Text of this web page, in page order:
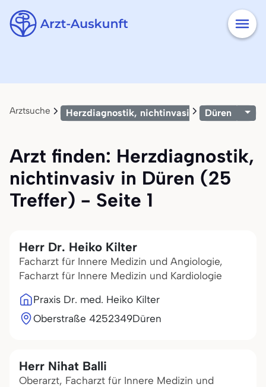
Arztsuche Herzdiagnostik, nichtinvasiv Düren
Arzt finden: Herzdiagnostik,
nichtinvasiv in Düren (25
Treffer) - Seite 1
Herr Dr. Heiko Kilter
Facharzt für Innere Medizin und Angiologie,
Facharzt für Innere Medizin und Kardiologie
Praxis Dr. med. Heiko Kilter
Oberstraße 4252349Düren
Herr Nihat Balli
Oberarzt, Facharzt für Innere Medizin und